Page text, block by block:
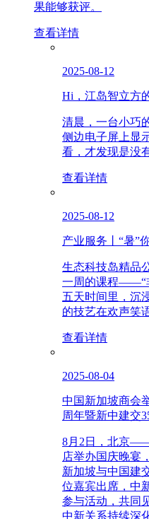
果能够获评。
查看详情
2025-08-12
Hi，江岛智立方
清晨，一台小巧
侧边电子屏上显
看，才发现是没
查看详情
2025-08-12
产业服务丨“暑”
生态科技岛精品
一周的课程——“
五天时间里，沉
的技艺在欢声笑
查看详情
2025-08-04
中国新加坡商会
周年暨新中建交
8月2日，北京
店举办国庆晚宴
新加坡与中国建
位嘉宾出席，中
参与活动，共同
中新关系持续深